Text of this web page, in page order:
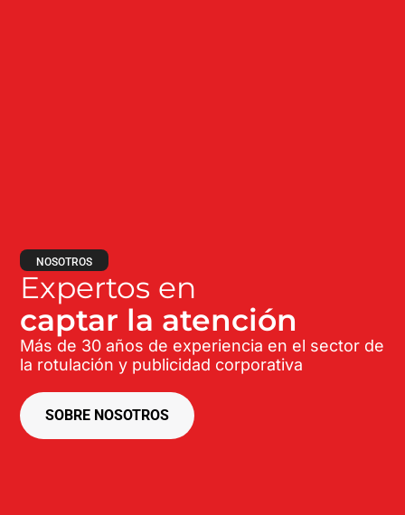
NOSOTROS
Expertos en
captar la atención
Más de 30 años de experiencia en el sector de
la rotulación y publicidad corporativa
SOBRE NOSOTROS